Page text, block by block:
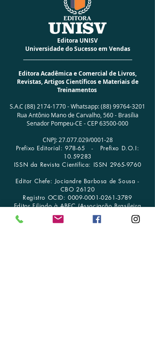
Editora UNISV
Universidade do Sucesso em Vendas
Editora Acadêmica e Comercial de Livros,
Revistas, Artigos Científicos e Materiais de
Treinamentos
S.A.C (88) 2174-1770-Whatsapp:(88) 99764-3201
Rua Antônio Mano de Carvalho, 560 - Brasília
Senador Pompeu-CE - CEP63500-000
CNPJ: 27.077.029/0001­-28
Prefixo Editorial: 978-65 - Prefixo D.O.I:
10.59283
ISSN da Revista Científica: ISSN 2965-9760
Editor Chefe: Jociandre Barbosa de Sousa -
CBO 26120
Registro OCID:0009-0001-0261-3789
Editor Filiado à ABEC (Associação Brasileira
de Editores Científicos)